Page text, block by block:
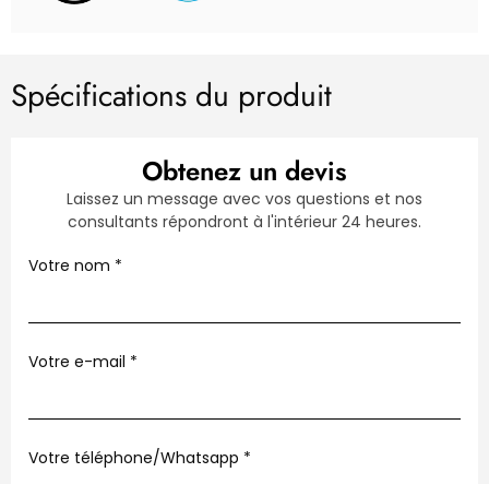
Spécifications du produit
Obtenez un devis
Laissez un message avec vos questions et nos
consultants répondront à l'intérieur 24 heures.
Votre nom *
Votre e-mail *
Votre téléphone/Whatsapp *